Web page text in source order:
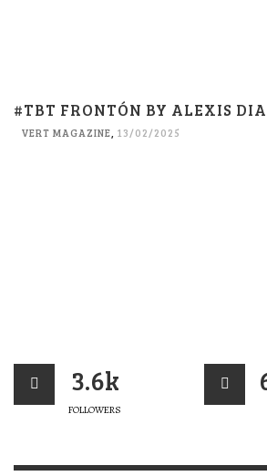
#TBT FRONTÓN BY ALEXIS
VERT MAGAZINE, 13/02/2025
3.6k
FOLLOWERS